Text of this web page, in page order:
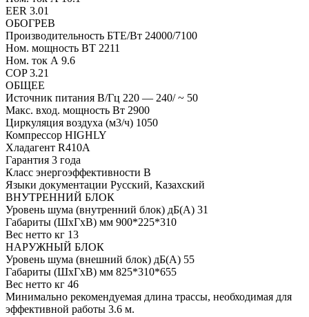
EER 3.01
ОБОГРЕВ
Производительность БТЕ/Вт 24000/7100
Ном. мощность ВТ 2211
Ном. ток А 9.6
COP 3.21
ОБЩЕЕ
Источник питания В/Гц 220 — 240/ ~ 50
Макс. вход. мощность Вт 2900
Циркуляция воздуха (м3/ч) 1050
Компрессор HIGHLY
Хладагент R410A
Гарантия 3 года
Класс энергоэффективности B
Языки документации Русский, Казахский
ВНУТРЕННИЙ БЛОК
Уровень шума (внутренний блок) дБ(А) 31
Габариты (ШxГxВ) мм 900*225*310
Вес нетто кг 13
НАРУЖНЫЙ БЛОК
Уровень шума (внешний блок) дБ(А) 55
Габариты (ШxГxВ) мм 825*310*655
Вес нетто кг 46
Минимально рекомендуемая длина трассы, необходимая для
эффективной работы 3.6 м.